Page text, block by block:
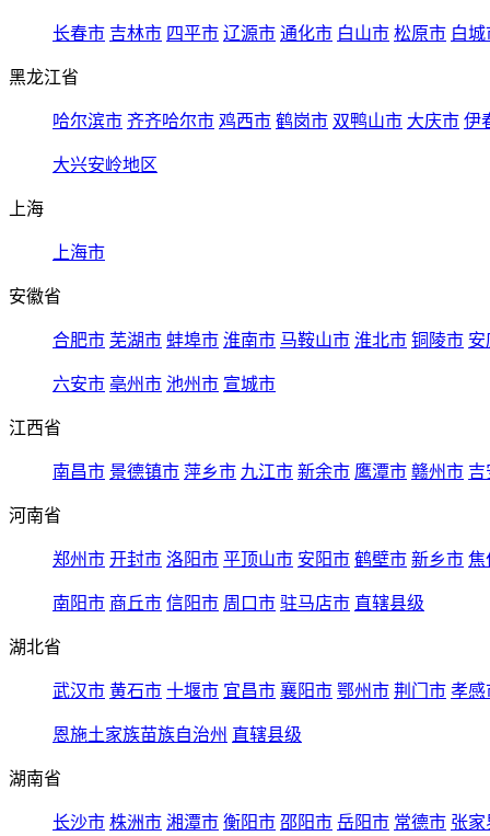
长春市 吉林市 四平市 辽源市 通化市 白山市 松原市 白城
黑龙江省
哈尔滨市 齐齐哈尔市 鸡西市 鹤岗市 双鸭山市 大庆市 伊
大兴安岭地区
上海
上海市
安徽省
合肥市 芜湖市 蚌埠市 淮南市 马鞍山市 淮北市 铜陵市 安
六安市 亳州市 池州市 宣城市
江西省
南昌市 景德镇市 萍乡市 九江市 新余市 鹰潭市 赣州市 吉
河南省
郑州市 开封市 洛阳市 平顶山市 安阳市 鹤壁市 新乡市 焦
南阳市 商丘市 信阳市 周口市 驻马店市 直辖县级
湖北省
武汉市 黄石市 十堰市 宜昌市 襄阳市 鄂州市 荆门市 孝感
恩施土家族苗族自治州 直辖县级
湖南省
长沙市 株洲市 湘潭市 衡阳市 邵阳市 岳阳市 常德市 张家